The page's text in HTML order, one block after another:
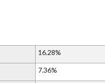
16.28%
7.36%